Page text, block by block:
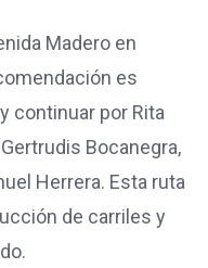
Madero en
es
continuar por Rita
Bocanegra,
Herrera. Esta ruta
de carriles y